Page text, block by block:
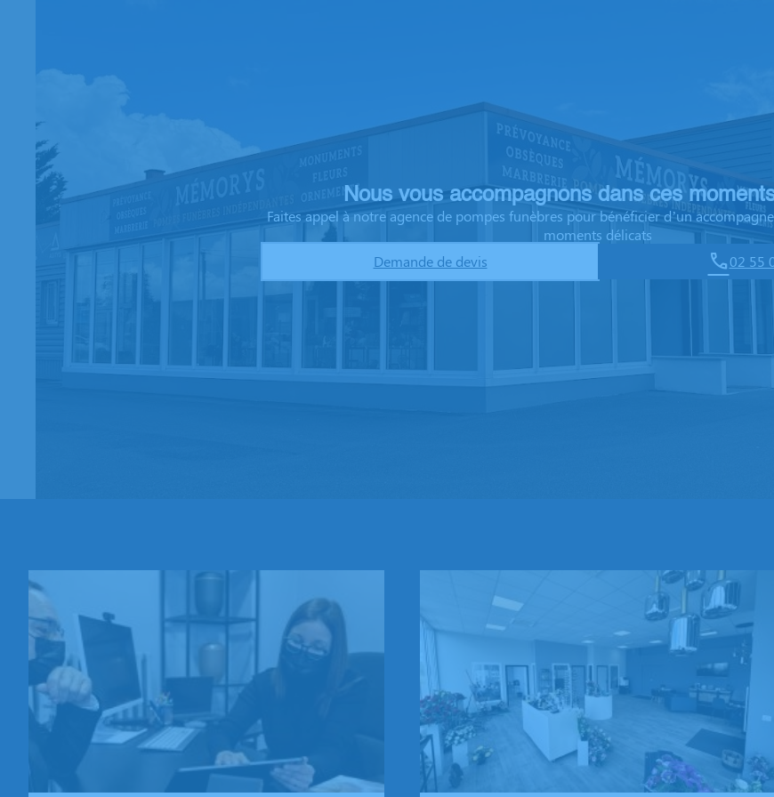
Nous vous accompagnons dans ces
Faites appel à notre agence de pompes funèbres pour bénéficier d’un
moments délicats
Demande de devis
02 55